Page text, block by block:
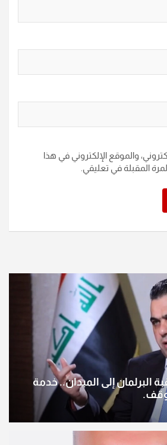
والموقع الإلكتروني في هذا
المقبلة في تعليقي.
إلى الميدان.. خدمة